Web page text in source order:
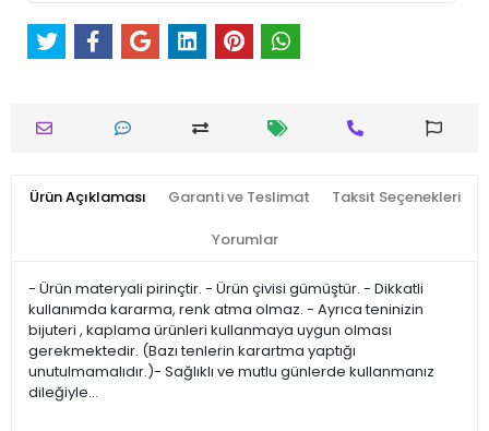
Ürün Açıklaması Garanti ve Teslimat Taksit Seçenekleri
Yorumlar
- Ürün materyali pirinçtir. - Ürün çivisi gümüştür. - Dikkatli
kullanımda kararma, renk atma olmaz. - Ayrıca teninizin
bijuteri , kaplama ürünleri kullanmaya uygun olması
gerekmektedir. (Bazı tenlerin karartma yaptığı
unutulmamalıdır.)- Sağlıklı ve mutlu günlerde kullanmanız
dileğiyle…